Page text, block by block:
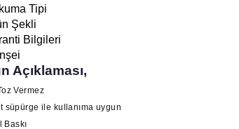
Tipi
Şekli
Bilgileri
Açıklaması,
Vermez
süpürge ile kullanıma uygun
Baskı